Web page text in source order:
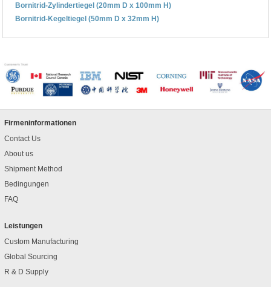
Bornitrid-Zylindertiegel (20mm D x 100mm H)
Bornitrid-Kegeltiegel (50mm D x 32mm H)
Firmeninformationen
Contact Us
About us
Shipment Method
Bedingungen
FAQ
Leistungen
Custom Manufacturing
Global Sourcing
R & D Supply